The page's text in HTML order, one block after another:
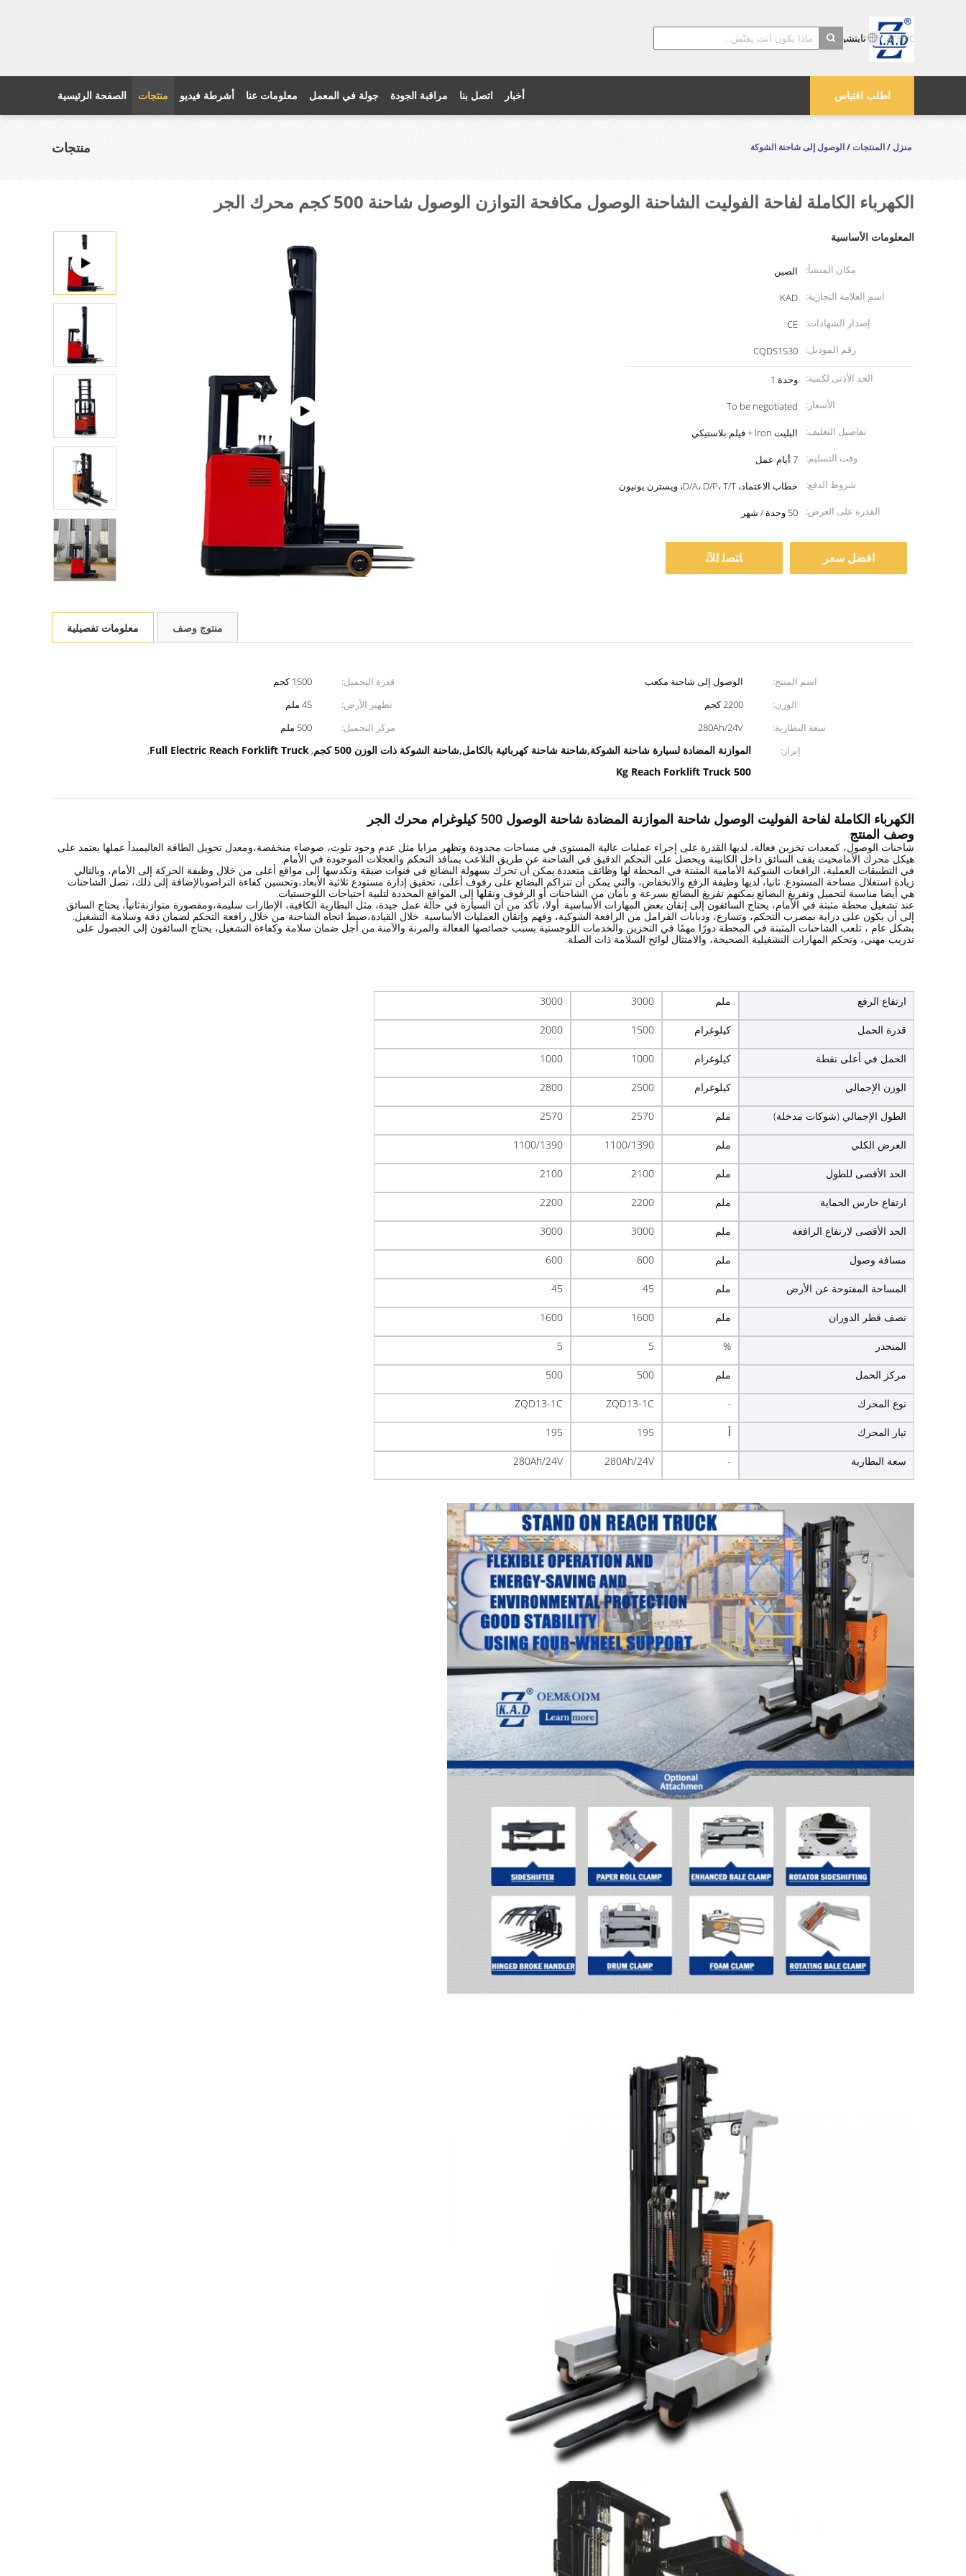
تايتشو Kayond الماكينات والشركة المحدودة
Arabic
اطلب اقتباس الصفحة الرئيسية منتجات أشرطة فيديو معلومات عنا جولة في المعمل مراقبة الجودة اتصل بنا أخبار
منتجات منزل/المنتجات/الوصول إلى شاحنة الشوكة
الكهرباء الكاملة لفاحة الفوليت الشاحنة الوصول مكافحة التوازن الوصول شاحنة 500 كجم محرك الجر
المعلومات الأساسية
مكان المنشأ:
الصين
اسم العلامة التجارية:
KAD
إصدار الشهادات:
CE
رقم الموديل:
CQDS1530
الحد الأدنى لكمية:
وحدة 1
الأسعار:
To be negotiated
تفاصيل التغليف:
البليت lron + فيلم بلاستيكي
وقت التسليم:
7 أيام عمل
شروط الدفع:
خطاب الاعتماد، D/A، D/P، T/T، ويسترن يونيون
القدرة على العرض:
50 وحدة / شهر
افضل سعر ﺎﺘﺼﻟ ﺍﻶﻧ
معلومات تفصيلية منتوج وصف
اسم المنتج: الوصول إلى شاحنة مكعب قدرة التحميل:
1500 كجم
الوزن:
2200 كجم تطهير الأرض:
45 ملم
سعة البطارية:
280Ah/24V مركز التحميل:
500 ملم
إبراز:
الموازنة المضادة لسيارة شاحنة الشوكة,شاحنة شاحنة كهربائية بالكامل,شاحنة الشوكة ذات الوزن 500 كجم ,
Full Electric Reach Forklift Truck
,
500 Kg Reach Forklift Truck
الكهرباء الكاملة لفاحة الفوليت الوصول شاحنة الموازنة المضادة شاحنة الوصول 500 كيلوغرام محرك الجر
وصف المنتج
شاحنات الوصول، كمعدات تخزين فعالة، لديها القدرة على إجراء عمليات عالية المستوى في مساحات محدودة وتظهر مزايا مثل عدم وجود تلوث، ضوضاء منخفضة،ومعدل تحويل الطاقة العاليمبدأ عملها يعتمد على
هيكل محرك الأمامحيث يقف السائق داخل الكابينة ويحصل على التحكم الدقيق في الشاحنة عن طريق التلاعب بمنافذ التحكم والعجلات الموجودة في الأمام.
في التطبيقات العملية، الرافعات الشوكية الأمامية المثبتة في المحطة لها وظائف متعددة.يمكن أن تحرك بسهولة البضائع في قنوات ضيقة وتكدسها إلى مواقع أعلى من خلال وظيفة الحركة إلى الأمام، وبالتالي
زيادة استغلال مساحة المستودع. ثانيا، لديها وظيفة الرفع والانخفاض، والتي يمكن أن تتراكم البضائع على رفوف أعلى، تحقيق إدارة مستودع ثلاثية الأبعاد،وتحسين كفاءة التراصوبالإضافة إلى ذلك، تصل الشاحنات
هي أيضا مناسبة لتحميل وتفريغ البضائع.يمكنهم تفريغ البضائع بسرعة و بأمان من الشاحنات أو الرفوف ونقلها إلى المواقع المحددة لتلبية احتياجات اللوجستيات.
عند تشغيل محطة مثبتة في الأمام، يحتاج السائقون إلى إتقان بعض المهارات الأساسية. أولا، تأكد من أن السيارة في حالة عمل جيدة، مثل البطارية الكافية، الإطارات سليمة،ومقصورة متوازنةثانياً، يحتاج السائق
إلى أن يكون على دراية بمضرب التحكم، وتسارع، ودبابات الفرامل من الرافعة الشوكية، وفهم وإتقان العمليات الأساسية. خلال القيادة،ضبط اتجاه الشاحنة من خلال رافعة التحكم لضمان دقة وسلامة التشغيل.
بشكل عام ، تلعب الشاحنات المثبتة في المحطة دورًا مهمًا في التخزين والخدمات اللوجستية بسبب خصائصها الفعالة والمرنة والآمنة.من أجل ضمان سلامة وكفاءة التشغيل، يحتاج السائقون إلى الحصول على
تدريب مهني، وتحكم المهارات التشغيلية الصحيحة، والامتثال لوائح السلامة ذات الصلة.
ارتفاع الرفع ملم 3000
3000
قدرة الحمل كيلوغرام 1500
2000
الحمل في أعلى نقطة كيلوغرام 1000
1000
الوزن الإجمالي كيلوغرام 2500
2800
الطول الإجمالي (شوكات مدخلة) ملم 2570
2570
العرض الكلي ملم 1100/1390
1100/1390
الحد الأقصى للطول ملم 2100
2100
ارتفاع حارس الحماية ملم 2200
2200
الحد الأقصى لارتفاع الرافعة ملم 3000
3000
مسافة وصول ملم 600
600
المساحة المفتوحة عن الأرض ملم 45
45
نصف قطر الدوران ملم 1600
1600
المنحدر %
5
5
مركز الحمل ملم 500
500
نوع المحرك -
ZQD13-1C
ZQD13-1C
تيار المحرك أ 195
195
سعة البطارية -
280Ah/24V
280Ah/24V